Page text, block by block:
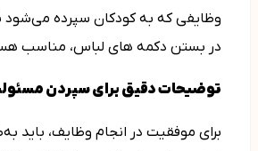
وظایفی که به کودکان سپرده می‌شود
در بستن دکمه های لباس، مناسب
توضیحات دقیق برای سپردن
برای موفقیت در انجام وظایف،